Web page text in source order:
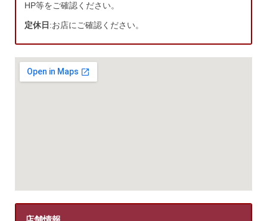
HP等をご確認ください。
定休日 :お店にご確認ください。